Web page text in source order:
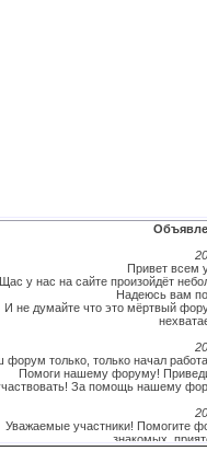
Привет всем
Щас у нас на сайте произойдёт
Надеюсь вам
И не думайте что это мёртвый
форум только, только начал
Помоги нашему форуму!
За помощь нашему
Уважаемые участники! Помогите
знакомых,